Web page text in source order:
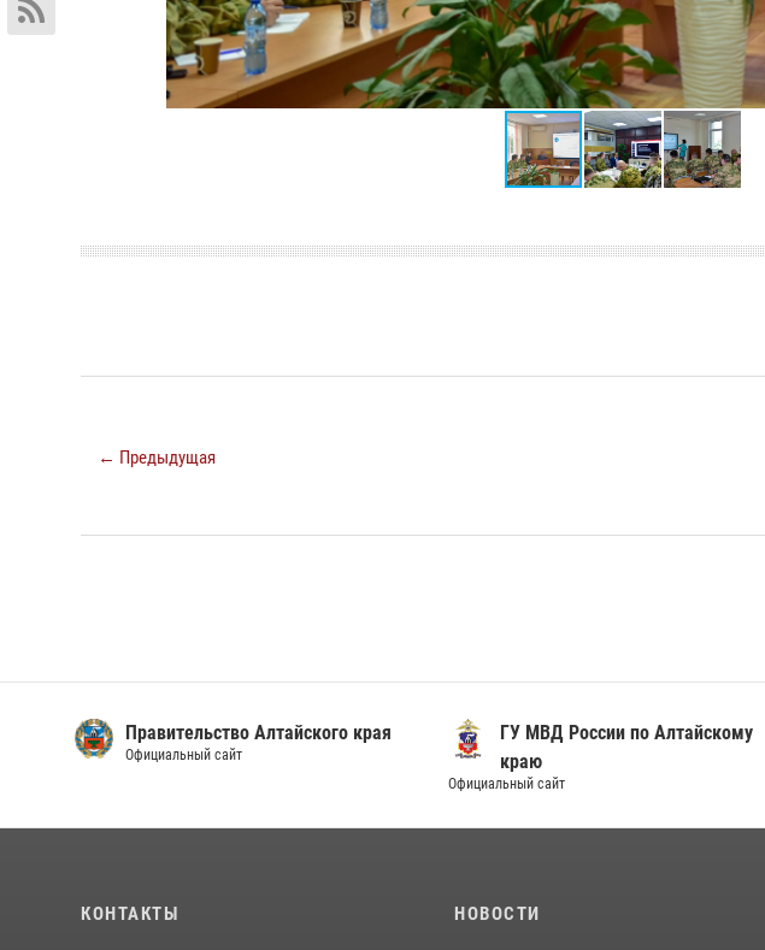
← Предыдущая
Правительство Алтайского края
Официальный сайт
ГУ МВД России по Алтайскому
краю
Официальный сайт
КОНТАКТЫ НОВОСТИ